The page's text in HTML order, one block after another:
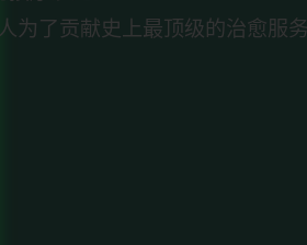
为了贡献史上最顶级的治愈服